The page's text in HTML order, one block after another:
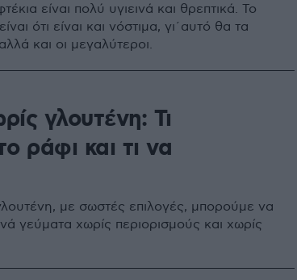
είναι πολύ υγιεινά και θρεπτικά. Το
ότι είναι και νόστιμα, γι΄αυτό θα τα
και οι μεγαλύτεροι.
γλουτένη: Τι
ράφι και τι να
με σωστές επιλογές, μπορούμε να
γεύματα χωρίς περιορισμούς και χωρίς